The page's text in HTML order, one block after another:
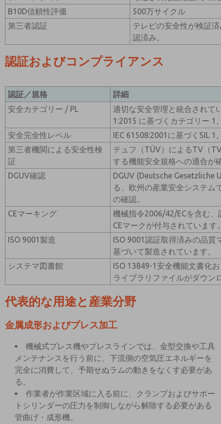
B10D信頼性評価
500万サイクル
第三者認証
テレビの安全性が検証
認済み。
認証およびコンプライアンス
認証／規格
詳細
安全カテゴリー / PL
適切な安全管理と統合されて
1:2015 に基づくカテゴリー 1
安全完全性レベル
IEC 61508:2001に基づくSIL 1
第三者機関による安全性検
証
テュフ（TÜV）によるTV（
する機能安全規格への適合が
DGUV確認
DGUV (Deutsche Gesetzliche
る、欧州の産業安全システム
の確認。
CEマーキング
機械指令2006/42/ECを含む
CEマークが付与されています
ISO 9001製造
ISO 9001認証取得済みの品質
基づいて製造されています。
システマ図書館
ISO 13849-1安全機能文書化
ライブラリファイルがダウン
代表的な用途と産業分野
金属成形およびプレス加工
機械式プレス機やプレスラインでは、金型交換や工具
メンテナンスを行う前に、下流側の空気圧エネルギーを
完全に消費して、予期せぬラムの動きをなくす必要があ
る。
作業者が作業区域に入る前に、クランプおよびサポー
トシリンダーの圧力を制御しながら解除する必要がある
管曲げ・成形機。